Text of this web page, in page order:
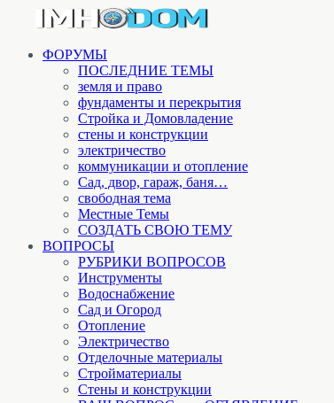
ФОРУМЫ
ПОСЛЕДНИЕ ТЕМЫ
земля и право
фундаменты и перекрытия
Стройка и Домовладение
стены и конструкции
электричество
коммуникации и отопление
Cад, двор, гараж, баня…
свободная тема
Местные Темы
СОЗДАТЬ СВОЮ ТЕМУ
ВОПРОСЫ
РУБРИКИ ВОПРОСОВ
Инструменты
Водоснабжение
Сад и Огород
Отопление
Электричество
Отделочные материалы
Стройматериалы
Стены и конструкции